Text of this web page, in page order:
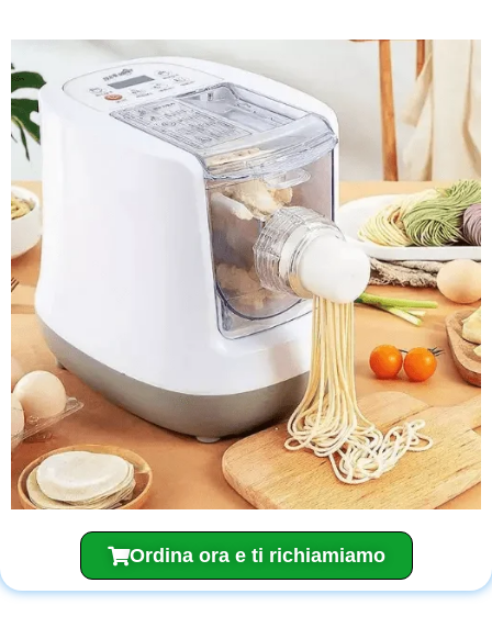
Ordina ora e ti richiamiamo